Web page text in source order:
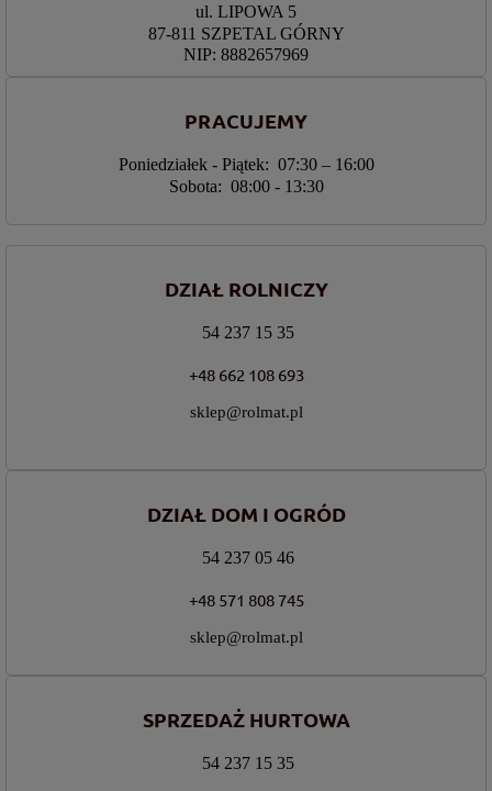
ul. LIPOWA 5
87-811 SZPETAL GÓRNY
NIP: 8882657969
PRACUJEMY
Poniedziałek - Piątek: 07:30 – 16:00
Sobota: 08:00 - 13:30
DZIAŁ ROLNICZY
54 237 15 35
+48 662 108 693
sklep@rolmat.pl
DZIAŁ DOM I OGRÓD
54 237 05 46
+48 571 808 745
sklep@rolmat.pl
SPRZEDAŻ HURTOWA
54 237 15 35